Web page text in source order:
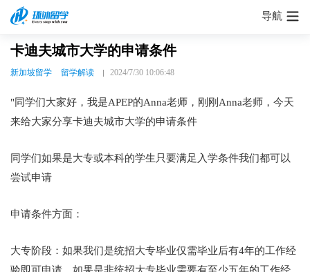
导航
卡迪夫城市大学的申请条件
新加坡留学 留学解读 2024/7/30 10:06:48
"同学们大家好，我是APEP的Anna老师，刚刚Anna老师，今天
来给大家分享卡迪夫城市大学的申请条件
同学们如果是大专或本科的学生只要满足入学条件我们都可以
尝试申请
申请条件方面：
大专阶段：如果我们是统招大专毕业仅需毕业后有4年的工作经